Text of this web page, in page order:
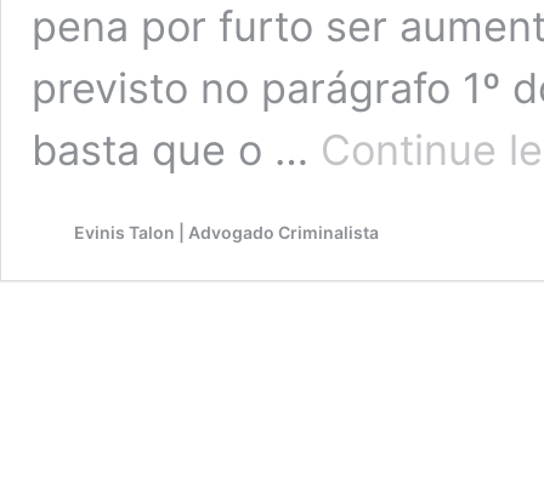
pena por furto ser
previsto no parágrafo 1º
basta que o … Continue
Evinis Talon | Advogado Criminalista